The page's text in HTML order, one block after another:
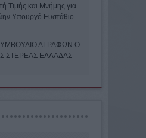
Τιμής και Μνήμης για
Υπουργό Ευστάθιο
ΑΓΡΑΦΩΝ Ο
ΣΤΕΡΕΑΣ ΕΛΛΑΔΑΣ